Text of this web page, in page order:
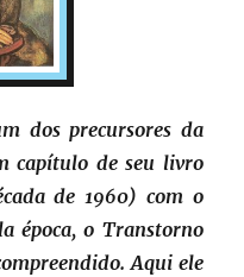
dos precursores da
capítulo de seu livro
de 1960) com o
época, o Transtorno
Aqui ele